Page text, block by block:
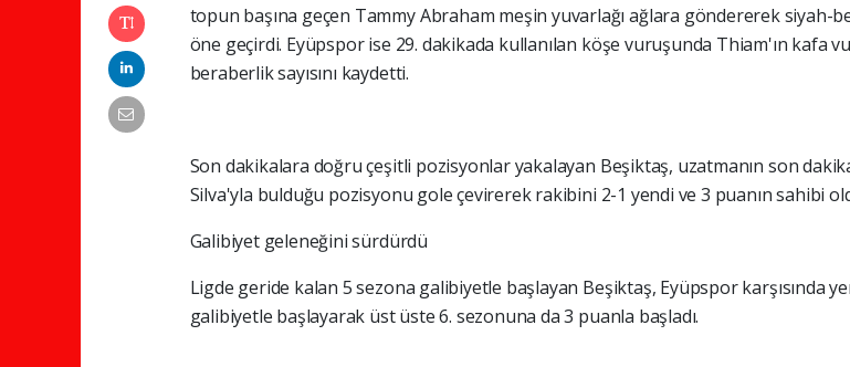
topun başına geçen Tammy Abraham meşin yuvarlağı ağlara göndererek siyah-
öne geçirdi. Eyüpspor ise 29. dakikada kullanılan köşe vuruşunda Thiam'ın kafa
beraberlik sayısını kaydetti.
Son dakikalara doğru çeşitli pozisyonlar yakalayan Beşiktaş, uzatmanın son
Silva'yla bulduğu pozisyonu gole çevirerek rakibini 2-1 yendi ve 3 puanın sahibi
Galibiyet geleneğini sürdürdü
Ligde geride kalan 5 sezona galibiyetle başlayan Beşiktaş, Eyüpspor karşısında
galibiyetle başlayarak üst üste 6. sezonuna da 3 puanla başladı.